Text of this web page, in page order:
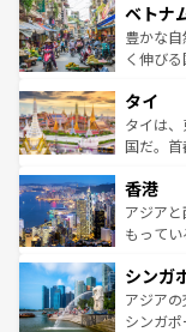
参照して
容にもい
照してほ
き、地方
できる
まで、
リティ
覧を参
ベトナ
豊かな
く伸び
急速な
ーチミ
醸し出
とつ。フ
ひ現地
が旅行
参照して
タイ
タイは
国だ。
の活気が
帯で自
いビー
激する
が待っ
た文化
香港
アジア
もって
み、どこ
ており
うな絶
シンガ
アジア
シンガ